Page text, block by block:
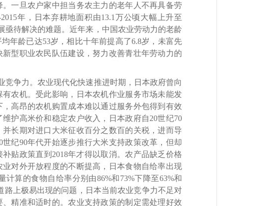
一旦农户家中担当务农主力的老年人不再具备劳
年，日本弃耕地面积由13.1万公顷大幅上升至
亟待解决的难题。近年来，中国农业劳动力的老龄
年龄已达53岁，相比十年前提高了6.8岁，未富先
型职业农民队伍建设，努力改善青壮年劳动力的
争力。农业现代化快速推进时期，日本政府曾向
农机。受此影响，日本农机作业服务市场未能发
高昂的农机购置成本难以通过服务外包得到有效
护高米价和稳定农户收入，日本政府自20世纪70
长期对进口大米征收百分之数百的关税，进而导
纪90年代开始逐步推行大米支持政策改革，但却
贴政策直到2018年才得以取消。农产品缺乏价格
对外开放程度的不断提高，日本食物自给率出现
计算的食物自给率分别由86%和73%下降至63%和
路上极易出现的问题，日本当前农业竞争力不足对
精准和适时的。农业支持政策的制定需处理好效